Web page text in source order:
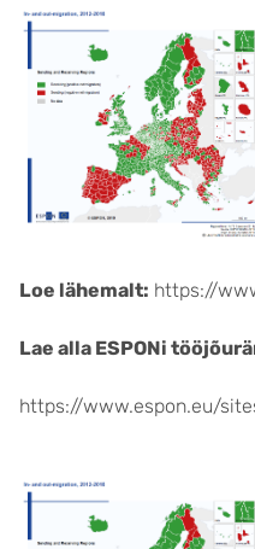
Loe lähemalt: https://
Lae alla ESPONi
https://www.espon.eu/